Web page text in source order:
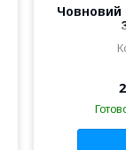
Човновий